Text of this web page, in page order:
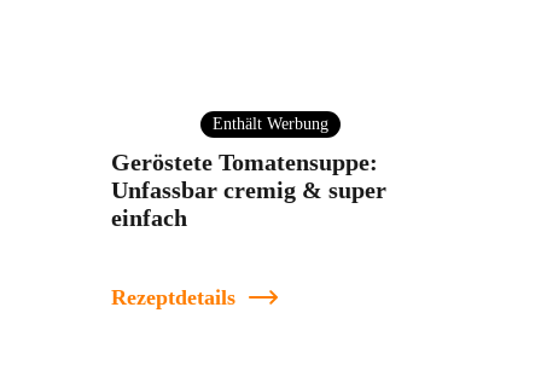
Enthält Werbung
Geröstete Tomatensuppe:
Unfassbar cremig & super
einfach
Rezeptdetails